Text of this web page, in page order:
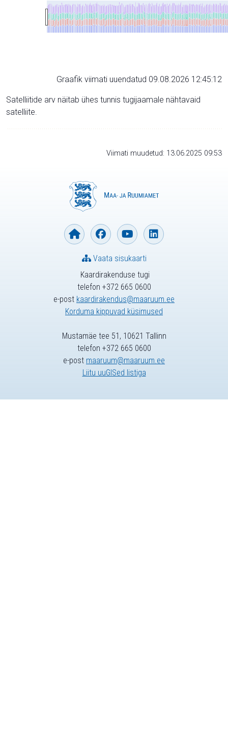
Graafik viimati uuendatud 09.08.2026 12:45:12
Satelliitide arv näitab ühes tunnis tugijaamale nähtavaid
satelliite.
Viimati muudetud: 13.06.2025 09:53
Kaardirakenduse tugi
telefon +372 665 0600
e-post kaardirakendus@maaruum.ee
Korduma kippuvad küsimused
Vaata sisukaarti
Mustamäe tee 51, 10621 Tallinn
telefon +372 665 0600
e-post maaruum@maaruum.ee
Liitu uuGISed listiga